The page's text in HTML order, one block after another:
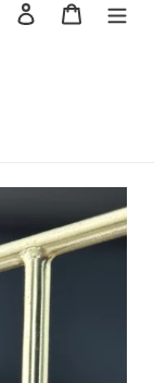
RechercherSe connecter
Panier